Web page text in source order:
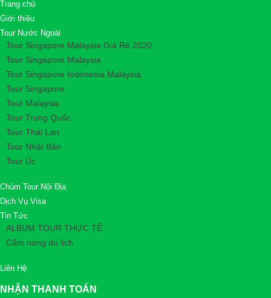
Trang chủ
Giới thiệu
Tour Nước Ngoài
Tour Singapore Malaysia Giá Rẻ 2020
Tour Singapore Malaysia
Tour Singapore Indonesia Malaysia
Tour Singapore
Tour Malaysia
Tour Trung Quốc
Tour Thái Lan
Tour Nhật Bản
Tour Úc
Chùm Tour Nội Địa
Dịch Vụ Visa
Tin Tức
ALBUM TOUR THỰC TẾ
Cẩm nang du lịch
Liên Hệ
NHẬN THANH TOÁN